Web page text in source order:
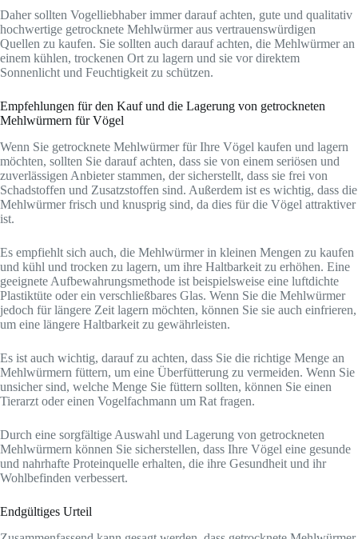
Daher sollten Vogelliebhaber immer darauf achten, gute und qualitativ
hochwertige getrocknete Mehlwürmer aus vertrauenswürdigen
Quellen zu kaufen. Sie sollten auch darauf achten, die Mehlwürmer an
einem kühlen, trockenen Ort zu lagern und sie vor direktem
Sonnenlicht und Feuchtigkeit zu schützen.
Empfehlungen für den Kauf und die Lagerung von getrockneten
Mehlwürmern für Vögel
Wenn Sie getrocknete Mehlwürmer für Ihre Vögel kaufen und lagern
möchten, sollten Sie darauf achten, dass sie von einem seriösen und
zuverlässigen Anbieter stammen, der sicherstellt, dass sie frei von
Schadstoffen und Zusatzstoffen sind. Außerdem ist es wichtig, dass die
Mehlwürmer frisch und knusprig sind, da dies für die Vögel attraktiver
ist.
Es empfiehlt sich auch, die Mehlwürmer in kleinen Mengen zu kaufen
und kühl und trocken zu lagern, um ihre Haltbarkeit zu erhöhen. Eine
geeignete Aufbewahrungsmethode ist beispielsweise eine luftdichte
Plastiktüte oder ein verschließbares Glas. Wenn Sie die Mehlwürmer
jedoch für längere Zeit lagern möchten, können Sie sie auch einfrieren,
um eine längere Haltbarkeit zu gewährleisten.
Es ist auch wichtig, darauf zu achten, dass Sie die richtige Menge an
Mehlwürmern füttern, um eine Überfütterung zu vermeiden. Wenn Sie
unsicher sind, welche Menge Sie füttern sollten, können Sie einen
Tierarzt oder einen Vogelfachmann um Rat fragen.
Durch eine sorgfältige Auswahl und Lagerung von getrockneten
Mehlwürmern können Sie sicherstellen, dass Ihre Vögel eine gesunde
und nahrhafte Proteinquelle erhalten, die ihre Gesundheit und ihr
Wohlbefinden verbessert.
Endgültiges Urteil